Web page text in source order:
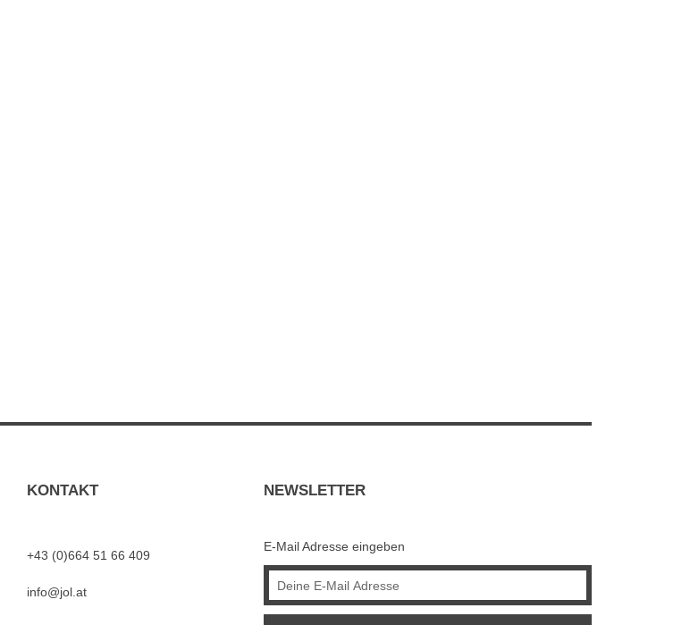
KONTAKT
+43 (0)664 51 66 409
info@jol.at
NEWSLETTER
E-Mail Adresse eingeben